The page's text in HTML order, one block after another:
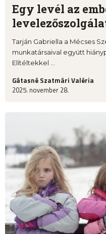
Egy levél az
Tarján Gabriella a Mécses
munkatársaival együtt
Elítéltekkel ...
Gátasné Szatmári Valéria
2025. november 28.